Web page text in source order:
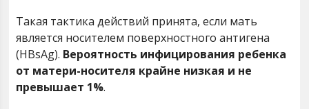
Такая тактика действий принята, если мать
является носителем поверхностного антигена
(HBsAg). Вероятность инфицирования ребенка
от матери-носителя крайне низкая и не
превышает 1%.